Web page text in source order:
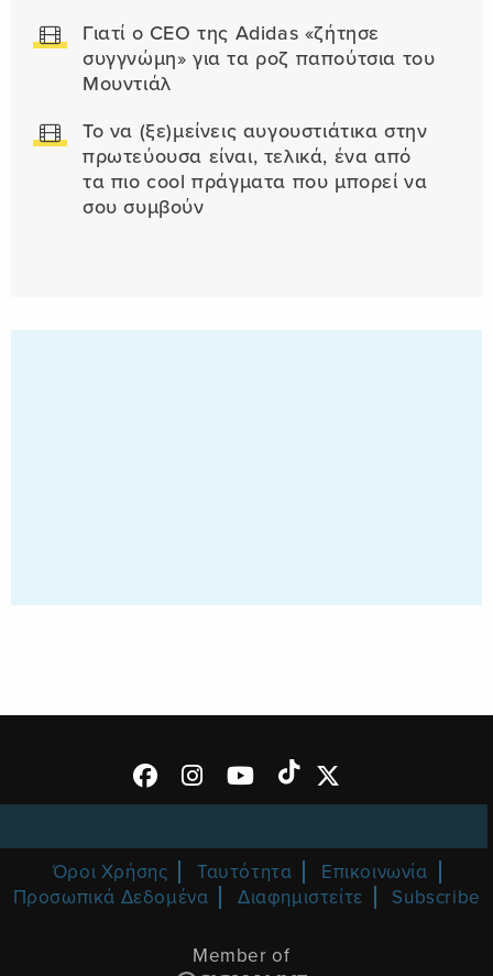
Γιατί ο CEO της Adidas «ζήτησε
συγγνώμη» για τα ροζ παπούτσια του
Μουντιάλ
Το να (ξε)μείνεις αυγουστιάτικα στην
πρωτεύουσα είναι, τελικά, ένα από
τα πιο cool πράγματα που μπορεί να
σου συμβούν
Όροι Χρήσης Ταυτότητα
Επικοινωνία
Προσωπικά Δεδομένα
Διαφημιστείτε Subscribe
Member of